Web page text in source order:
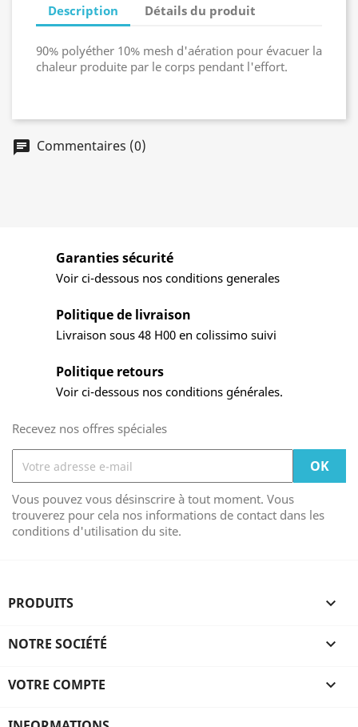
Description Détails du produit
90% polyéther 10% mesh d'aération pour évacuer la
chaleur produite par le corps pendant l'effort.
Commentaires (0)
Garanties sécurité
Voir ci-dessous nos conditions generales
Politique de livraison
Livraison sous 48 H00 en colissimo suivi
Politique retours
Voir ci-dessous nos conditions générales.
Recevez nos offres spéciales
Vous pouvez vous désinscrire à tout moment. Vous
trouverez pour cela nos informations de contact dans les
conditions d'utilisation du site.
PRODUITS 
NOTRE SOCIÉTÉ 
VOTRE COMPTE 